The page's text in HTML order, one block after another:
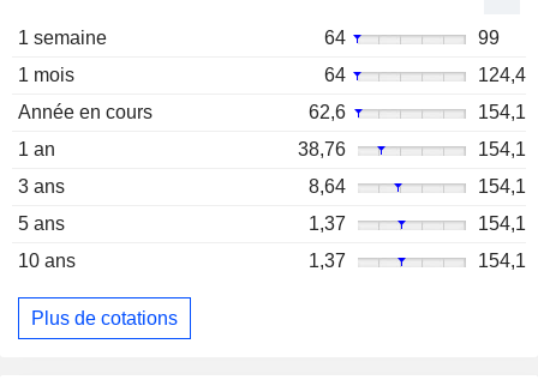
1 semaine 64
99
1 mois
64
124,4
Année en cours
62,6
154,1
1 an
38,76
154,1
3 ans
8,64
154,1
5 ans
1,37
154,1
10 ans
1,37 154,1
Plus de cotations